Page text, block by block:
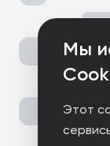
Мы
Этот